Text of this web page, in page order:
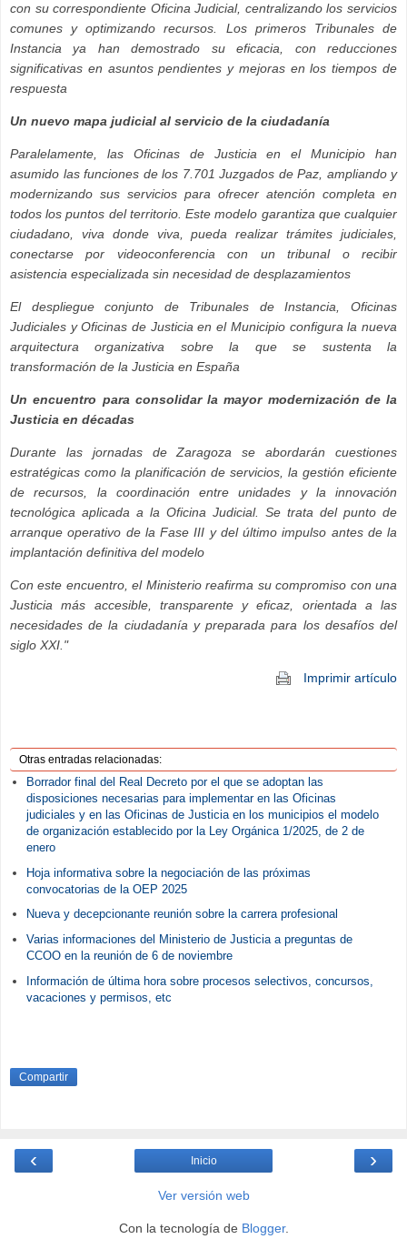
con su correspondiente Oficina Judicial, centralizando los servicios
comunes y optimizando recursos. Los primeros Tribunales de
Instancia ya han demostrado su eficacia, con reducciones
significativas en asuntos pendientes y mejoras en los tiempos de
respuesta
Un nuevo mapa judicial al servicio de la ciudadanía
Paralelamente, las Oficinas de Justicia en el Municipio han
asumido las funciones de los 7.701 Juzgados de Paz, ampliando y
modernizando sus servicios para ofrecer atención completa en
todos los puntos del territorio. Este modelo garantiza que cualquier
ciudadano, viva donde viva, pueda realizar trámites judiciales,
conectarse por videoconferencia con un tribunal o recibir
asistencia especializada sin necesidad de desplazamientos
El despliegue conjunto de Tribunales de Instancia, Oficinas
Judiciales y Oficinas de Justicia en el Municipio configura la nueva
arquitectura organizativa sobre la que se sustenta la
transformación de la Justicia en España
Un encuentro para consolidar la mayor modernización de la
Justicia en décadas
Durante las jornadas de Zaragoza se abordarán cuestiones
estratégicas como la planificación de servicios, la gestión eficiente
de recursos, la coordinación entre unidades y la innovación
tecnológica aplicada a la Oficina Judicial. Se trata del punto de
arranque operativo de la Fase III y del último impulso antes de la
implantación definitiva del modelo
Con este encuentro, el Ministerio reafirma su compromiso con una
Justicia más accesible, transparente y eficaz, orientada a las
necesidades de la ciudadanía y preparada para los desafíos del
siglo XXI."
Imprimir artículo
Otras entradas relacionadas:
Borrador final del Real Decreto por el que se adoptan las
disposiciones necesarias para implementar en las Oficinas
judiciales y en las Oficinas de Justicia en los municipios el modelo
de organización establecido por la Ley Orgánica 1/2025, de 2 de
enero
Hoja informativa sobre la negociación de las próximas
convocatorias de la OEP 2025
Nueva y decepcionante reunión sobre la carrera profesional
Varias informaciones del Ministerio de Justicia a preguntas de
CCOO en la reunión de 6 de noviembre
Información de última hora sobre procesos selectivos, concursos,
vacaciones y permisos, etc
Compartir
‹ ›
Inicio
Ver versión web
Con la tecnología de Blogger.